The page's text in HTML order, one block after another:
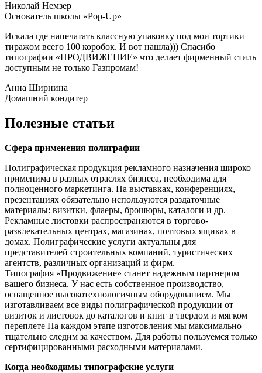
Николай Немзер
Основатель школы «Pop-Up»
Искала где напечатать классную упаковку под мои тортики
тиражом всего 100 коробок. И вот нашла))) Спасибо
типографии «ПРОДВИЖЕНИЕ» что делает фирменный стиль
доступным не только Газпромам!
Анна Ширнина
Домашний кондитер
Полезные статьи
Сфера применения полиграфии
Полиграфическая продукция рекламного назначения широко
применима в разных отраслях бизнеса, необходима для
полноценного маркетинга. На выставках, конференциях,
презентациях обязательно используются раздаточные
материалы: визитки, флаеры, брошюры, каталоги и др.
Рекламные листовки распространяются в торгово-
развлекательных центрах, магазинах, почтовых ящиках в
домах. Полиграфические услуги актуальны для
представителей строительных компаний, туристических
агентств, различных организаций и фирм.
Типография «Продвижение» станет надежным партнером
вашего бизнеса. У нас есть собственное производство,
оснащенное высокотехнологичным оборудованием. Мы
изготавливаем все виды полиграфической продукции от
визиток и листовок до каталогов и книг в твердом и мягком
переплете На каждом этапе изготовления мы максимально
тщательно следим за качеством. Для работы пользуемся только
сертифицированными расходными материалами.
Когда необходимы типографские услуги